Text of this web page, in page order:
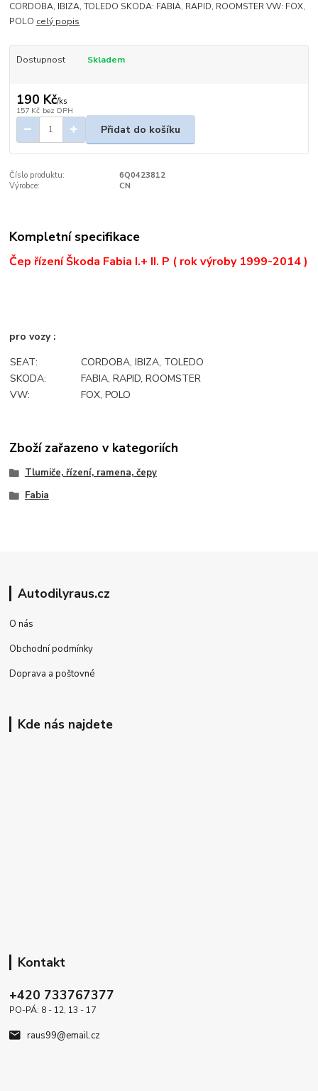
CORDOBA, IBIZA, TOLEDO SKODA: FABIA, RAPID, ROOMSTER VW: FOX,
POLO celý popis
Dostupnost Skladem
190 Kč/ks
157 Kč bez DPH
Přidat do košíku
Číslo produktu:
6Q0423812
Výrobce:
CN
Kompletní specifikace
Čep řízení Škoda Fabia I.+ II. P ( rok výroby 1999-2014 )
pro vozy :
SEAT:
CORDOBA, IBIZA, TOLEDO
SKODA:
FABIA, RAPID, ROOMSTER
VW:
FOX, POLO
Zboží zařazeno v kategoriích
Tlumiče, řízení, ramena, čepy
Fabia
Autodilyraus.cz
O nás
Obchodní podmínky
Doprava a poštovné
Kde nás najdete
Kontakt
+420 733767377
PO-PÁ: 8 - 12, 13 - 17
raus99@email.cz